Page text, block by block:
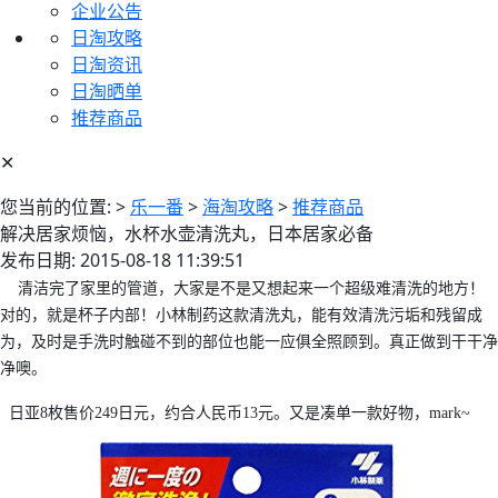
企业公告
日淘攻略
日淘资讯
日淘晒单
推荐商品
✕
您当前的位置: > 乐一番> 海淘攻略>推荐商品
解决居家烦恼，水杯水壶清洗丸，日本居家必备
发布日期: 2015-08-18 11:39:51
清洁完了家里的管道，大家是不是又想起来一个超级难清洗的地方！
对的，就是杯子内部！小林制药这款清洗丸，能有效清洗污垢和残留成
为，及时是手洗时触碰不到的部位也能一应俱全照顾到。真正做到干干净
净噢。
日亚8枚售价249 日元，约合人民币 13元。又是凑单一款好物， mark~